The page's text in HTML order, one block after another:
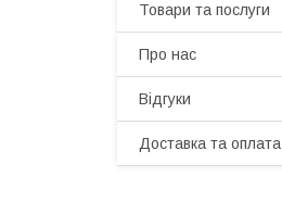
Товари та послуги
Про нас
Відгуки
Доставка та оплата